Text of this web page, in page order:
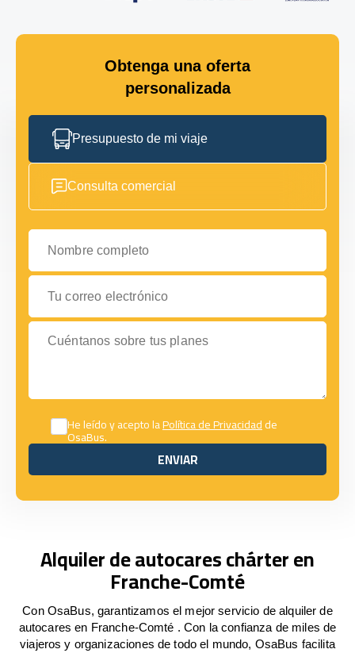
Obtenga una oferta
personalizada
Presupuesto de mi viaje
Consulta comercial
Nombre completo
Tu correo electrónico
Cuéntanos sobre tus planes
He leído y acepto laPolítica de Privacidadde
OsaBus.
ENVIAR
ENVIAR
Alquiler de autocares chárter en
Franche-Comté
Con OsaBus, garantizamos el mejor servicio de alquiler de
autocares en Franche-Comté . Con la confianza de miles de
viajeros y organizaciones de todo el mundo, OsaBus facilita